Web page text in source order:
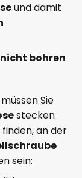
und damit
nicht bohren
Sie
stecken
an der
sein: